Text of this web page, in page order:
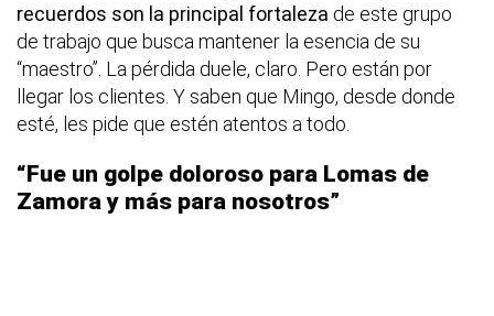
recuerdos son la principal fortaleza de este grupo
de trabajo que busca mantener la esencia de su
“maestro”. La pérdida duele, claro. Pero están por
llegar los clientes. Y saben que Mingo, desde donde
esté, les pide que estén atentos a todo.
“Fue un golpe doloroso para Lomas de
Zamora y más para nosotros”